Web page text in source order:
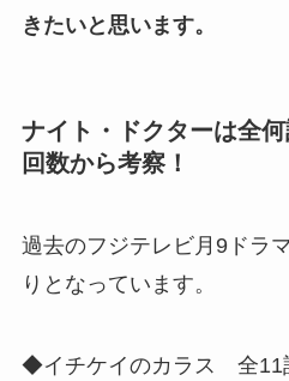
きたいと思います。
ナイト・ドクターは全
回数から考察！
過去のフジテレビ月9ドラ
りとなっています。
◆イチケイのカラス 全11